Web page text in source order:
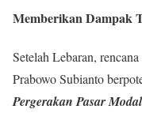
Memberikan Dampak
Setelah Lebaran,
Prabowo Subianto
Pergerakan Pasar Modal